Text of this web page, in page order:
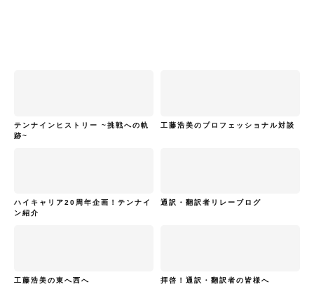
テンナインヒストリー ~挑戦への軌
跡~
工藤浩美のプロフェッショナル対談
ハイキャリア20周年企画！テンナイ
ン紹介
通訳・翻訳者リレーブログ
工藤浩美の東へ西へ 拝啓！通訳・翻訳者の皆様へ